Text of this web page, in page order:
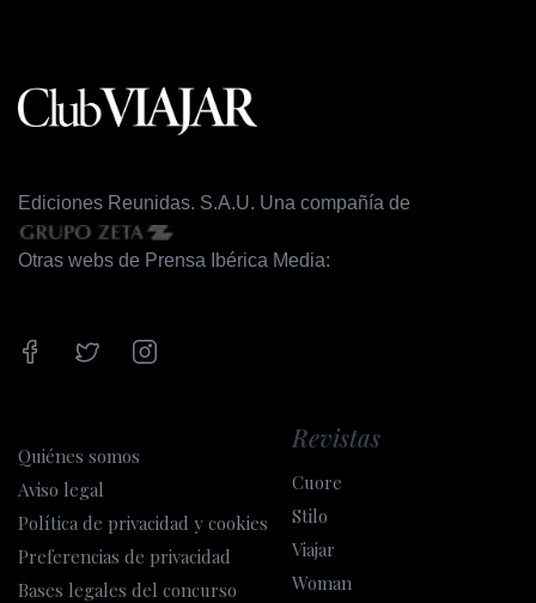
Ediciones Reunidas. S.A.U. Una compañía de
Otras webs de Prensa Ibérica Media:
Quiénes somos
Aviso legal
Política de privacidad y cookies
Preferencias de privacidad
Bases legales del concurso
Revistas
Cuore
Stilo
Viajar
Woman